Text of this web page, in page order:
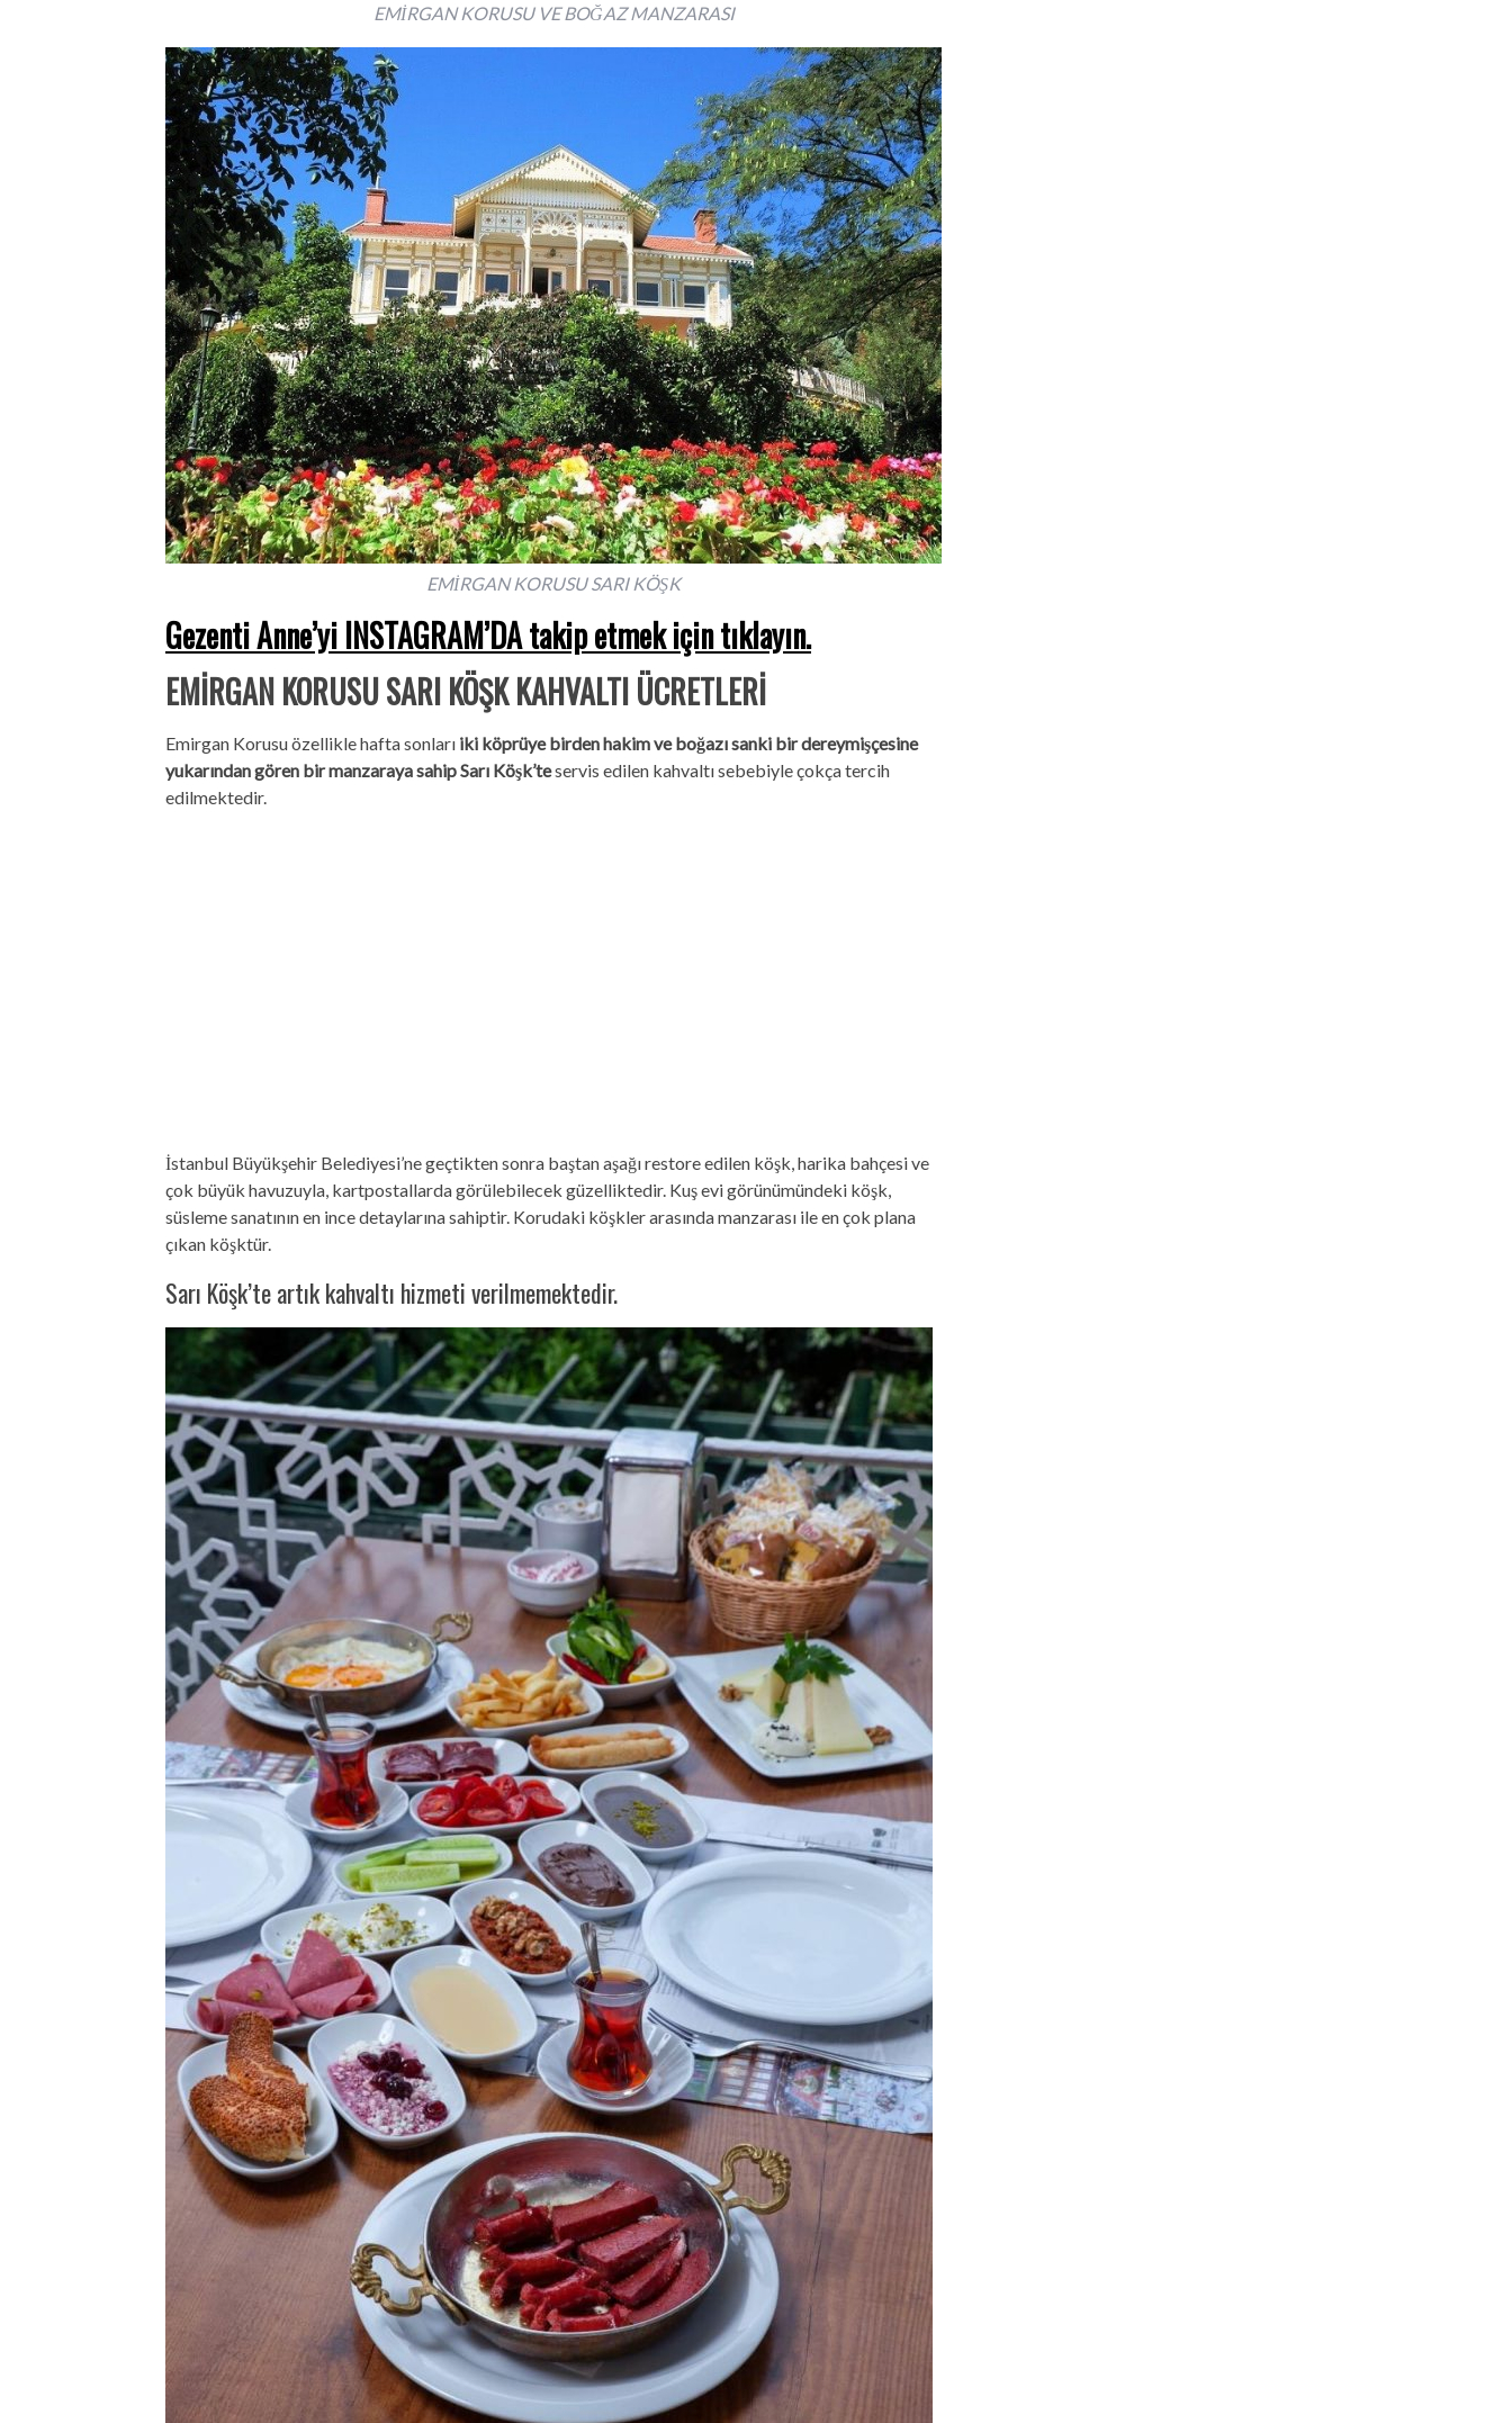
EMİRGAN KORUSU VE BOĞAZ MANZARASI
EMİRGAN KORUSU SARI KÖŞK
Gezenti Anne’yi INSTAGRAM’DA takip etmek için tıklayın.
EMİRGAN KORUSU SARI KÖŞK KAHVALTI ÜCRETLERİ
Emirgan Korusu özellikle hafta sonları iki köprüye birden hakim ve boğazı sanki bir dereymişçesine
yukarından gören bir manzaraya sahip Sarı Köşk’teservis edilen kahvaltı sebebiyle çokça tercih
edilmektedir.
İstanbul Büyükşehir Belediyesi’ne geçtikten sonra baştan aşağı restore edilen köşk, harika bahçesi ve
çok büyük havuzuyla, kartpostallarda görülebilecek güzelliktedir. Kuş evi görünümündeki köşk,
süsleme sanatının en ince detaylarına sahiptir. Korudaki köşkler arasında manzarası ile en çok plana
çıkan köşktür.
Sarı Köşk’te artık kahvaltı hizmeti verilmemektedir.